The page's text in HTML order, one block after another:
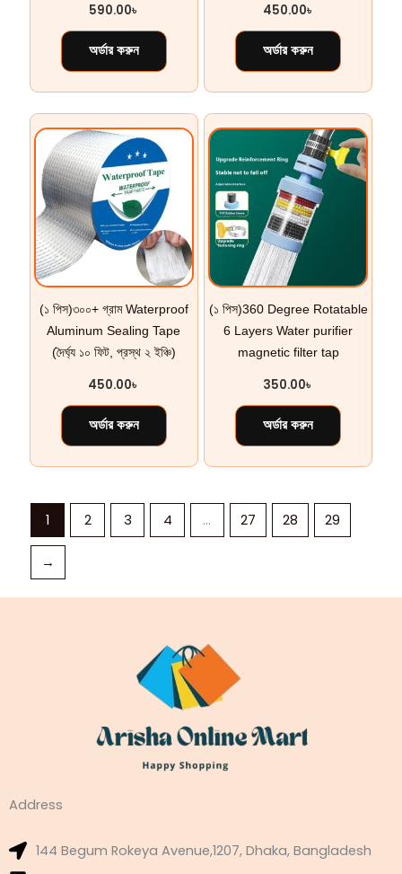
590.00৳
অর্ডার করুন
450.00৳
অর্ডার করুন
(১ পিস)৩০০+ গ্রাম Waterproof
Aluminum Sealing Tape
(দৈর্ঘ্য ১০ ফিট, প্রস্থ ২ ইঞ্চি)
450.00৳
অর্ডার করুন
(১ পিস)360 Degree Rotatable
6 Layers Water purifier
magnetic filter tap
350.00৳
অর্ডার করুন
1 2 3 4 … 27 28 29
→
Address
144 Begum Rokeya Avenue,1207, Dhaka, Bangladesh